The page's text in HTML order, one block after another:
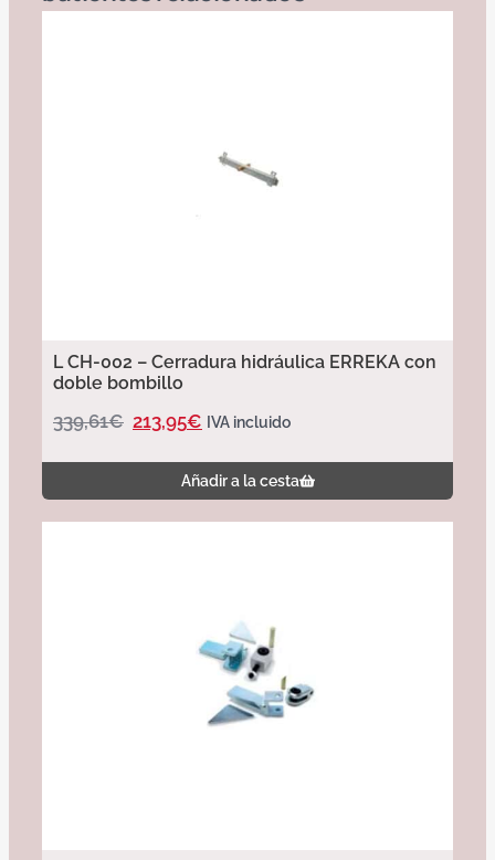
L CH-002 – Cerradura hidráulica ERREKA con
doble bombillo
339,61€ 213,95€ IVA incluido
Añadir a la cesta